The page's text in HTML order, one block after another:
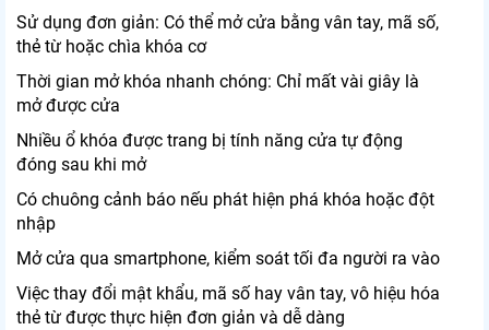
Sử dụng đơn giản: Có thể mở cửa bằng vân tay, mã số,
thẻ từ hoặc chìa khóa cơ
Thời gian mở khóa nhanh chóng: Chỉ mất vài giây là
mở được cửa
Nhiều ổ khóa được trang bị tính năng cửa tự động
đóng sau khi mở
Có chuông cảnh báo nếu phát hiện phá khóa hoặc đột
nhập
Mở cửa qua smartphone, kiểm soát tối đa người ra vào
Việc thay đổi mật khẩu, mã số hay vân tay, vô hiệu hóa
thẻ từ được thực hiện đơn giản và dễ dàng